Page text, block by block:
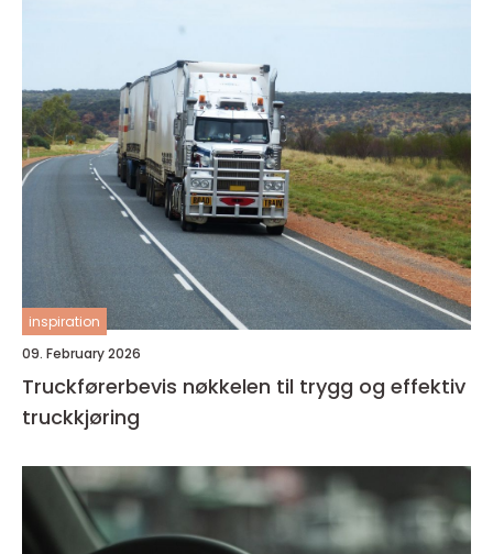
inspiration
09. February 2026
Truckførerbevis nøkkelen til trygg og effektiv
truckkjøring